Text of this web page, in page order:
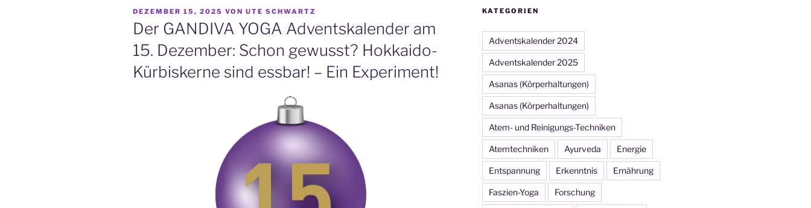
VERÖFFENTLICHT
AM
DEZEMBER 15, 2025 VON UTE SCHWARTZ
Der GANDIVA YOGA Adventskalender am
15. Dezember: Schon gewusst? Hokkaido-
Kürbiskerne sind essbar! – Ein Experiment!
KATEGORIEN
Adventskalender 2024
Adventskalender 2025
Asanas (Körperhaltungen)
Asanas (Körperhaltungen)
Atem- und Reinigungs-Techniken
Atemtechniken Ayurveda Energie
Entspannung Erkenntnis Ernährung
Faszien-Yoga Forschung